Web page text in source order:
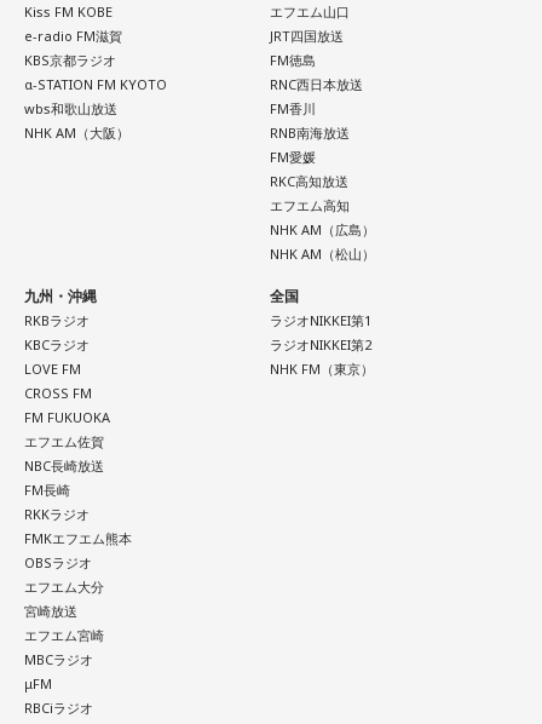
■番組ホームページ：
https://www.1242.com/showup
Kiss FM KOBE
e-radio FM滋賀
KBS京都ラジオ
α-STATION FM KYOTO
wbs和歌山放送
NHK AM（大阪）
エフエム山口
JRT四国放送
FM徳島
RNC西日本放送
FM香川
RNB南海放送
FM愛媛
RKC高知放送
エフエム高知
NHK AM（広島）
NHK AM（松山）
九州・沖縄
RKBラジオ
KBCラジオ
LOVE FM
CROSS FM
FM FUKUOKA
エフエム佐賀
NBC長崎放送
FM長崎
RKKラジオ
FMKエフエム熊本
OBSラジオ
エフエム大分
宮崎放送
エフエム宮崎
MBCラジオ
μFM
RBCiラジオ
全国
ラジオNIKKEI第1
ラジオNIKKEI第2
NHK FM（東京）